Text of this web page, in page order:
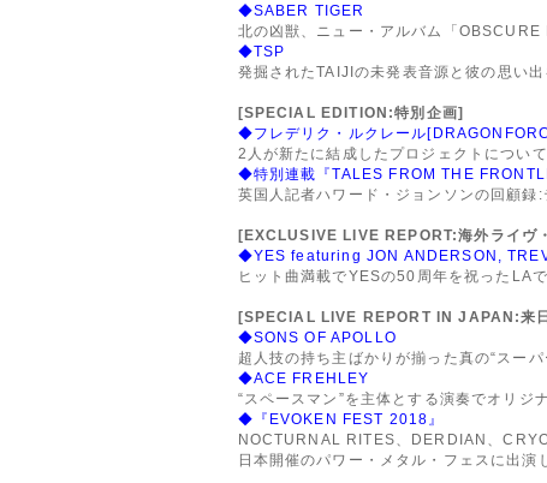
◆SABER TIGER
北の凶獣、ニュー・アルバム「
◆TSP
発掘されたTAIJIの未発表音源と彼の思い
[SPECIAL EDITION:特別企画]
◆フレデリク・ルクレール
2人が新たに結成したプロジェクトについ
◆特別連載『TALES FROM THE
英国人記者ハワード・ジョンソンの回顧録:
[EXCLUSIVE LIVE REPORT:海外ライヴ
◆YES featuring JON ANDERSON,
ヒット曲満載でYESの50周年を祝ったLA
[SPECIAL LIVE REPORT IN JAPAN:来
◆SONS OF APOLLO
超人技の持ち主ばかりが揃った真の“スー
◆ACE FREHLEY
“スペースマン”を主体とする演奏でオリジ
◆『EVOKEN FEST 2018』
NOCTURNAL RITES、DERDIAN、
日本開催のパワー・メタル・フェスに出演